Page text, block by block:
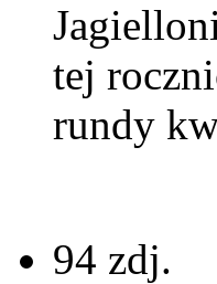
tej
rundy
94 zdj.